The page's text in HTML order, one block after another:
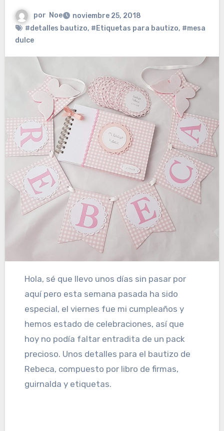
por Noe
noviembre 25, 2018
#detalles bautizo, #Etiquetas para bautizo, #mesa
dulce
Hola, sé que llevo unos días sin pasar por
aquí pero esta semana pasada ha sido
especial, el viernes fue mi cumpleaños y
hemos estado de celebraciones, así que
hoy no podía faltar entradita de un pack
precioso. Unos detalles para el bautizo de
Rebeca, compuesto por libro de firmas,
guirnalda y etiquetas.